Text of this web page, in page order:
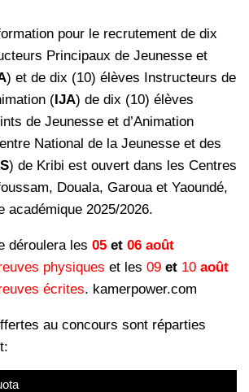
pour le recrutement de dix
Principaux de Jeunesse et
) et de dix (10) élèves Instructeurs de
(IJA) de dix (10) élèves
de Jeunesse et d’Animation
National de la Jeunesse et des
) de Kribi est ouvert dans les Centres
Douala, Garoua et Yaoundé,
académique 2025/2026.
déroulera les 05 et 06 août
physiques et les 09 et 10 août
écrites. kamerpower.com
au concours sont réparties